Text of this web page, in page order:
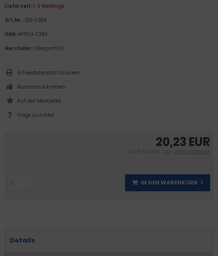
20,23 EUR
inkl. 19 % MwSt. zzgl. Versandkosten
IN DEN WARENKORB
Lieferzeit: 1-3 Werktage
Art.Nr.: EFS-2384
HAN: #FP24-2384
Hersteller: Filterprofi24
Artikeldatenblatt drucken
Rezension schreiben
Frage zu Artikel
Details